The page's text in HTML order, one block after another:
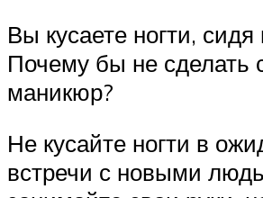
Вы кусаете ногти, сидя
Почему бы не сделать
маникюр?
Не кусайте ногти в
встречи с новыми